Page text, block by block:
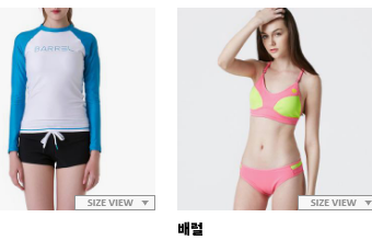
배럴